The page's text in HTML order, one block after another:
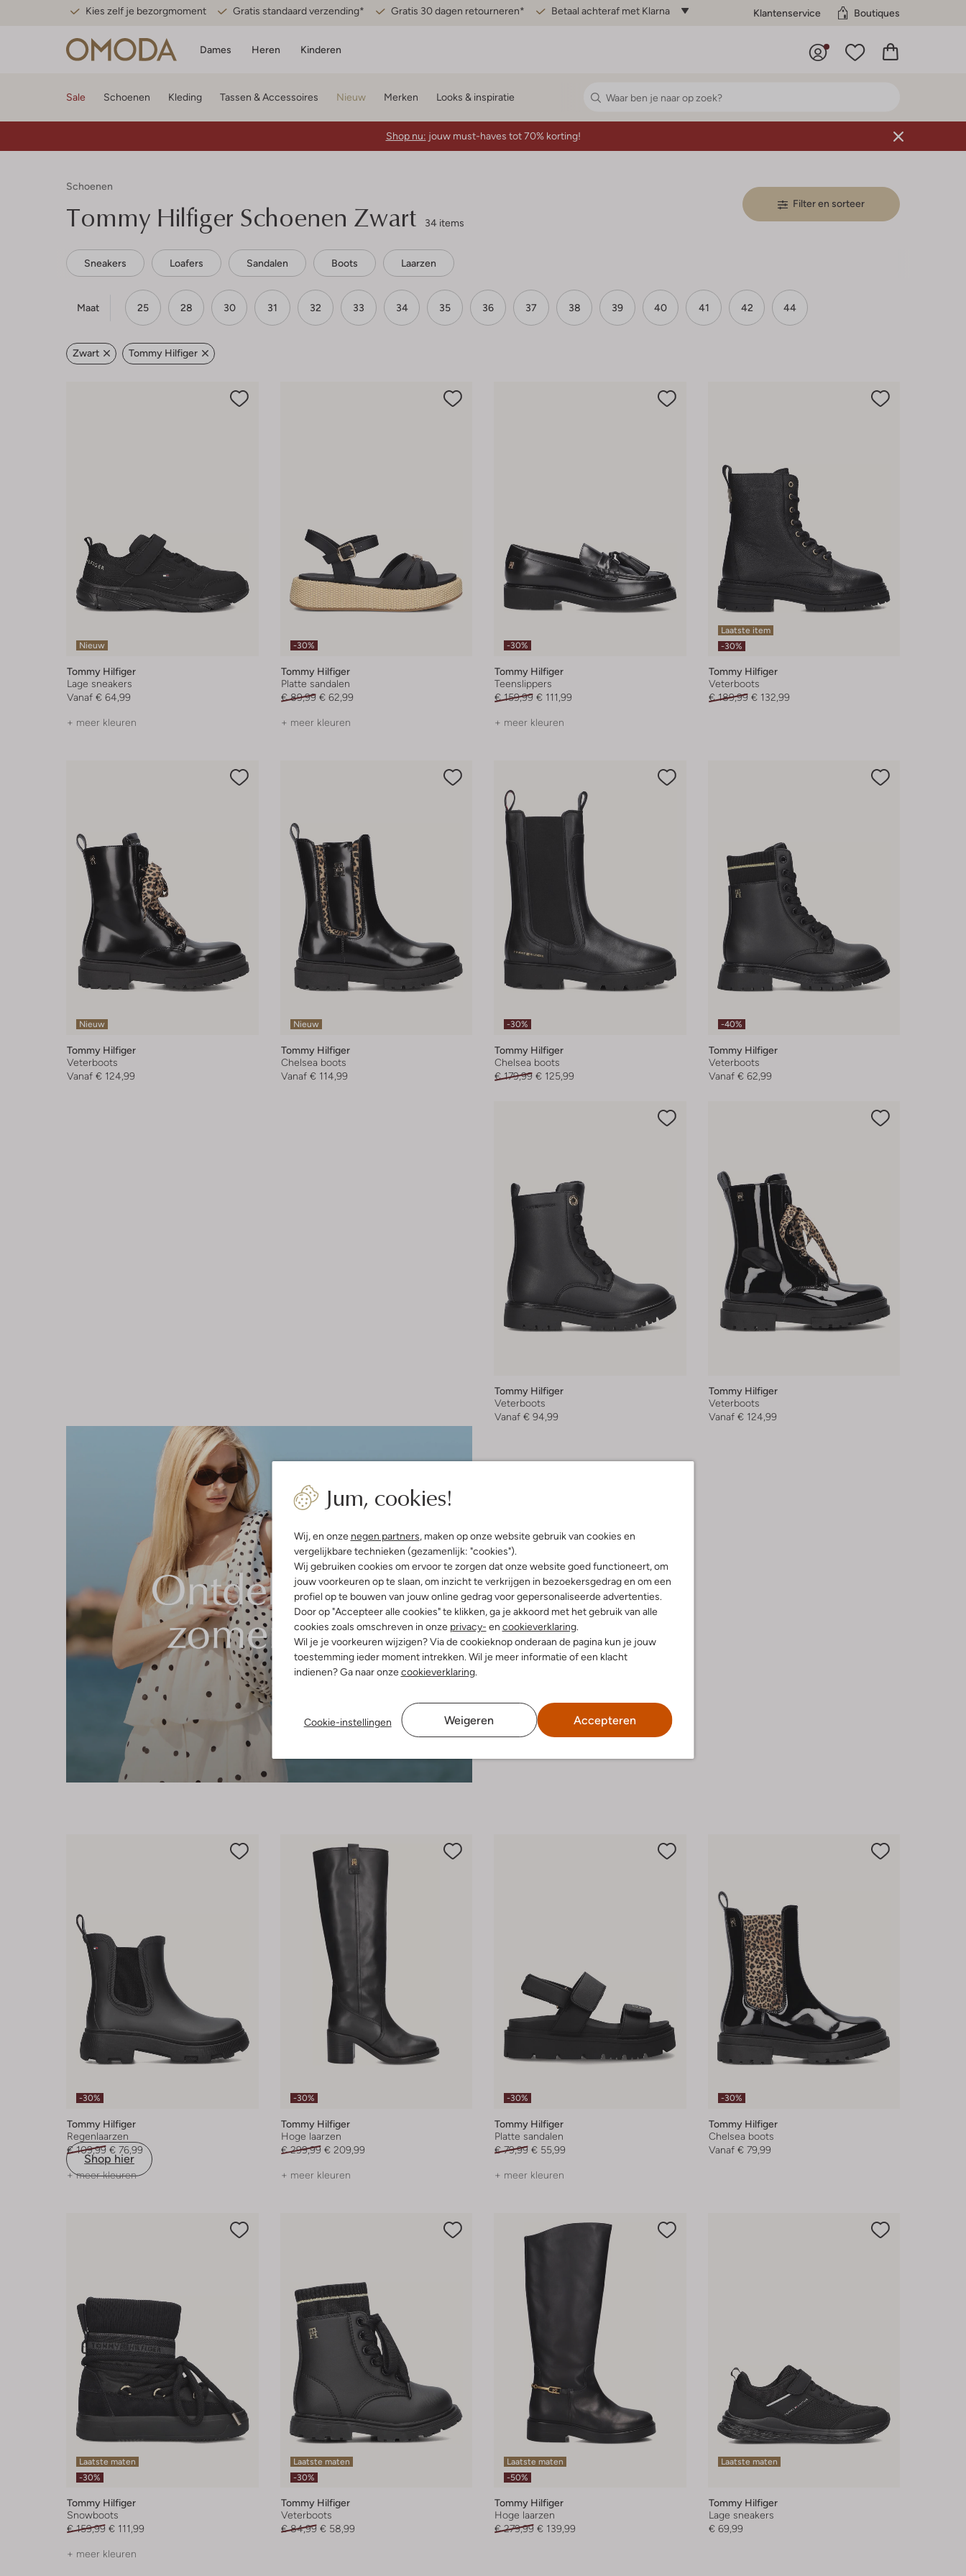
Kies zelf je bezorgmoment Gratis standaard verzending* Gratis 30 dagen retourneren* Betaal achteraf met Klarna Klantenservice Boutiques
Dames Heren Kinderen
Jum, cookies!
Wij, en onze negen partners, maken op onze website gebruik van cookies en
vergelijkbare technieken (gezamenlijk: "cookies").
Wij gebruiken cookies om ervoor te zorgen dat onze website goed functioneert, om
jouw voorkeuren op te slaan, om inzicht te verkrijgen in bezoekersgedrag en om een
profiel op te bouwen van jouw online gedrag voor gepersonaliseerde advertenties.
Door op "Accepteer alle cookies" te klikken, ga je akkoord met het gebruik van alle
cookies zoals omschreven in onze privacy- en cookieverklaring.
Wil je je voorkeuren wijzigen? Via de cookieknop onderaan de pagina kun je jouw
toestemming ieder moment intrekken. Wil je meer informatie of een klacht
indienen? Ga naar onzecookieverklaring.
Cookie-instellingen Weigeren Accepteren
Sale Schoenen Kleding Tassen & Accessoires Nieuw Merken Looks & inspiratie
Shop nu: jouw must-haves tot 70% korting!
Schoenen
Tommy Hilfiger Schoenen Zwart 34 items
Filter en sorteer
Sneakers Loafers Sandalen Boots Laarzen
Maat 25 28 30 31 32 33 34 35 36 37 38 39 40 41 42 44
Zwart Tommy Hilfiger
Nieuw
Tommy Hilfiger
Lage sneakers
Vanaf € 64,99
+ meer kleuren
-30%
Tommy Hilfiger
Platte sandalen
€ 89,99 € 62,99
+ meer kleuren
-30%
Tommy Hilfiger
Teenslippers
€ 159,99 € 111,99
+ meer kleuren
Laatste item
-30%
Tommy Hilfiger
Veterboots
€ 189,99 € 132,99
Nieuw
Tommy Hilfiger
Veterboots
Vanaf € 124,99
Nieuw
Tommy Hilfiger
Chelsea boots
Vanaf € 114,99
-30%
Tommy Hilfiger
Chelsea boots
€ 179,99 € 125,99
-40%
Tommy Hilfiger
Veterboots
Vanaf € 62,99
Shop hier
Tommy Hilfiger
Veterboots
Vanaf € 94,99
Tommy Hilfiger
Veterboots
Vanaf € 124,99
-30%
Tommy Hilfiger
Regenlaarzen
€ 109,99 € 76,99
+ meer kleuren
-30%
Tommy Hilfiger
Hoge laarzen
€ 299,99 € 209,99
+ meer kleuren
-30%
Tommy Hilfiger
Platte sandalen
€ 79,99 € 55,99
+ meer kleuren
-30%
Tommy Hilfiger
Chelsea boots
Vanaf € 79,99
Laatste maten
-30%
Tommy Hilfiger
Snowboots
€ 159,99 € 111,99
+ meer kleuren
Laatste maten
-30%
Tommy Hilfiger
Veterboots
€ 84,99 € 58,99
Laatste maten
-50%
Tommy Hilfiger
Hoge laarzen
€ 279,99 € 139,99
Laatste maten
Tommy Hilfiger
Lage sneakers
€ 69,99